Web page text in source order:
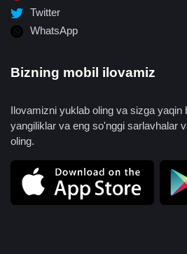
Twitter
WhatsApp
Bizning mobil ilovamiz
Ilovamizni yuklab oling va sizga yaqin
yangiliklar va eng so'nggi sarlavhalar
oling.